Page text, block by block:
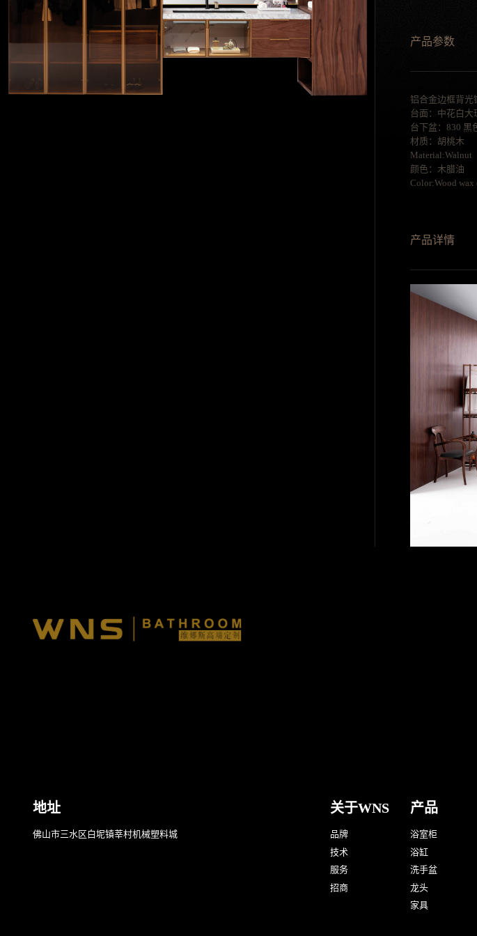
产品参数
铝合金边框背光
台面：中花白大
台下盆：830 黑
材质：胡桃木
Material:Walnut
颜色：木腊油
Color:Wood wax
产品详情
地址
佛山市三水区白坭镇莘村机械塑料城
关于WNS
品牌
技术
服务
招商
产品
浴室柜
浴缸
洗手盆
龙头
家具